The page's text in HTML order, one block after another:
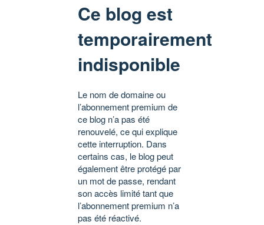
Ce blog est
temporairement
indisponible
Le nom de domaine ou
l’abonnement premium de
ce blog n’a pas été
renouvelé, ce qui explique
cette interruption. Dans
certains cas, le blog peut
également être protégé par
un mot de passe, rendant
son accès limité tant que
l’abonnement premium n’a
pas été réactivé.